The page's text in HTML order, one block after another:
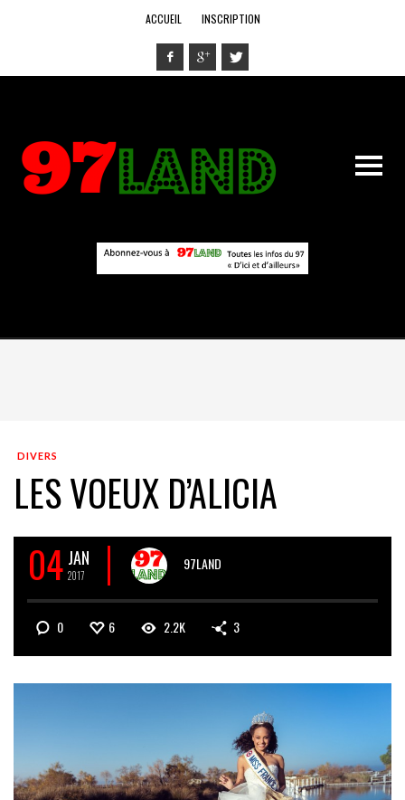
ACCUEIL INSCRIPTION
DIVERS
LES VOEUX D’ALICIA
04 JAN
2017
97LAND
0 6 2.2K 3